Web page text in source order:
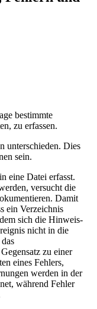
bestimmte
zu erfassen.
unterschieden. Dies
sein.
eine Datei erfasst.
versucht die
Damit
ein Verzeichnis
sich die Hinweis-
nicht in die
zu einer
eines Fehlers,
werden in der
während Fehler